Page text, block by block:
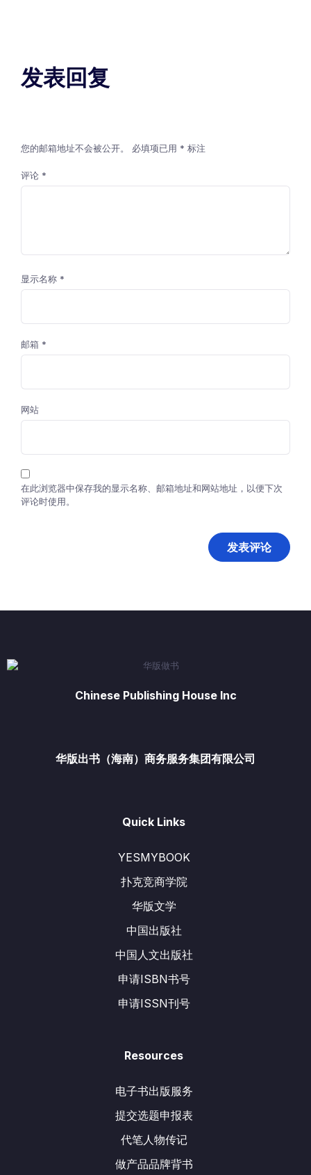
发表回复
您的邮箱地址不会被公开。 必填项已用 * 标注
评论 *
显示名称 *
邮箱 *
网站
在此浏览器中保存我的显示名称、邮箱地址和网站地址，以便下次
评论时使用。
Chinese Publishing House Inc
华版出书（海南）商务服务集团有限公司
Quick Links
YESMYBOOK
扑克竞商学院
华版文学
中国出版社
中国人文出版社
申请ISBN书号
申请ISSN刊号
Resources
电子书出版服务
提交选题申报表
代笔人物传记
做产品品牌背书